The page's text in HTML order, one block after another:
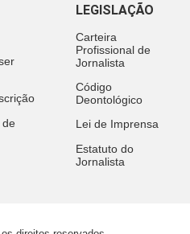
de
LEGISLAÇÃO
Carteira
Profissional de
Jornalista
Código
Deontológico
Lei de Imprensa
Estatuto do
Jornalista